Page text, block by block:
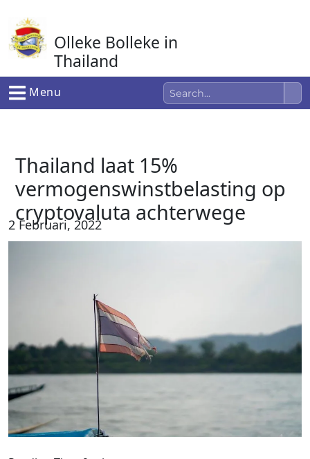
naar
de
inhoud
Olleke Bolleke in
Thailand
In Thailand
Menu
Thailand laat 15%
vermogenswinstbelasting op
cryptovaluta achterwege
2 Februari, 2022